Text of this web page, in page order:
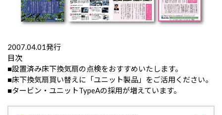
2007.04.01発行
目次
■設置済み床下換気扇の点検をおすすめいたします。
■床下換気扇買い替えに「ユニット製品」をご活用ください。
■タービン・ユニットTypeAの採用が増えています。